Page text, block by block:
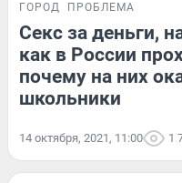
ГОРОД ПРОБЛЕМА
Секс за деньги,
как в России
почему на них
школьники
14 октября, 2021, 11:00 1